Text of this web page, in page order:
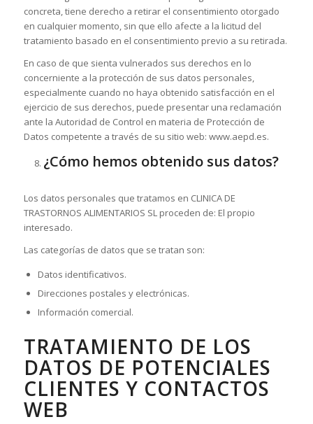
concreta, tiene derecho a retirar el consentimiento otorgado
en cualquier momento, sin que ello afecte a la licitud del
tratamiento basado en el consentimiento previo a su retirada.
En caso de que sienta vulnerados sus derechos en lo
concerniente a la protección de sus datos personales,
especialmente cuando no haya obtenido satisfacción en el
ejercicio de sus derechos, puede presentar una reclamación
ante la Autoridad de Control en materia de Protección de
Datos competente a través de su sitio web: www.aepd.es.
¿Cómo hemos obtenido sus datos?
Los datos personales que tratamos en CLINICA DE
TRASTORNOS ALIMENTARIOS SL proceden de: El propio
interesado.
Las categorías de datos que se tratan son:
Datos identificativos.
Direcciones postales y electrónicas.
Información comercial.
TRATAMIENTO DE LOS
DATOS DE POTENCIALES
CLIENTES Y CONTACTOS
WEB